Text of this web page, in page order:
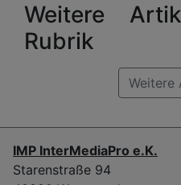
Weitere
Rubrik
Weitere
IMP InterMediaPro e.K.
Starenstraße 94